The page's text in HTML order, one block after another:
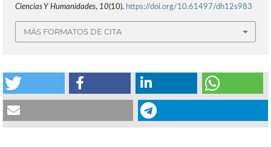
Ciencias Y Humanidades, 10(10). https://doi.org/10.61497/dh12s983
MÁS FORMATOS DE CITA